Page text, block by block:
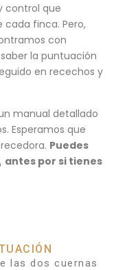
control que
cada finca. Pero,
con
la puntuación
en recechos y
manual detallado
Esperamos que
Puedes
antes por si tienes
las dos cuernas